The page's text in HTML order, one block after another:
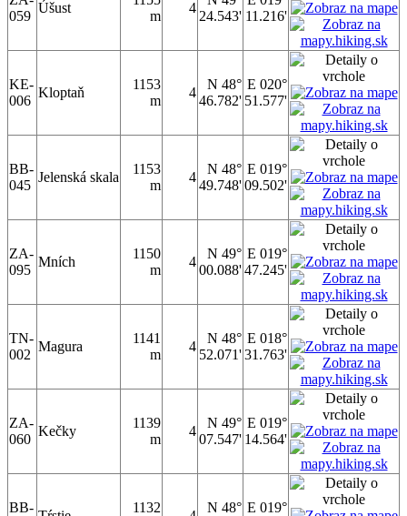
059
Úšust
m
4
24.543' 11.216'
KE-
006
Kloptaň
1153
m
4
N 48°
46.782'
E 020°
51.577'
BB-
045
Jelenská skala
1153
m
4
N 48°
49.748'
E 019°
09.502'
ZA-
095
Mních
1150
m
4
N 49°
00.088'
E 019°
47.245'
TN-
002
Magura
1141
m
4
N 48°
52.071'
E 018°
31.763'
ZA-
060
Kečky
1139
m
4
N 49°
07.547'
E 019°
14.564'
BB-
1132
N 48° E 019°